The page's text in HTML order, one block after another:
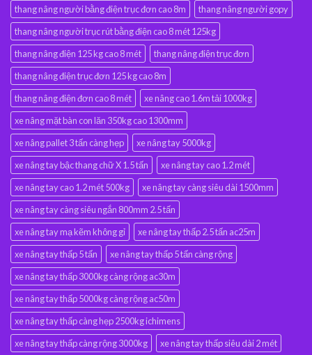
thang nâng người bằng điện trục đơn cao 8m
thang nâng người gopy
thang nâng người trục rút bằng điện cao 8 mét 125kg
thang nâng điện 125 kg cao 8 mét
thang nâng điện trục đơn
thang nâng điện trục đơn 125 kg cao 8m
thang nâng điện đơn cao 8 mét
xe nâng cao 1.6m tải 1000kg
xe nâng mặt bàn con lăn 350kg cao 1300mm
xe nâng pallet 3 tấn càng hẹp
xe nâng tay 5000kg
xe nâng tay bậc thang chữ X 1.5 tấn
xe nâng tay cao 1.2 mét
xe nâng tay cao 1.2 mét 500kg
xe nâng tay càng siêu dài 1500mm
xe nâng tay càng siêu ngắn 800mm 2.5 tấn
xe nâng tay mạ kẽm không gỉ
xe nâng tay thấp 2.5 tấn ac25m
xe nâng tay thấp 5 tấn
xe nâng tay thấp 5 tấn càng rộng
xe nâng tay thấp 3000kg càng rộng ac30m
xe nâng tay thấp 5000kg càng rộng ac50m
xe nâng tay thấp càng hẹp 2500kg ichimens
xe nâng tay thấp càng rộng 3000kg
xe nâng tay thấp siêu dài 2 mét